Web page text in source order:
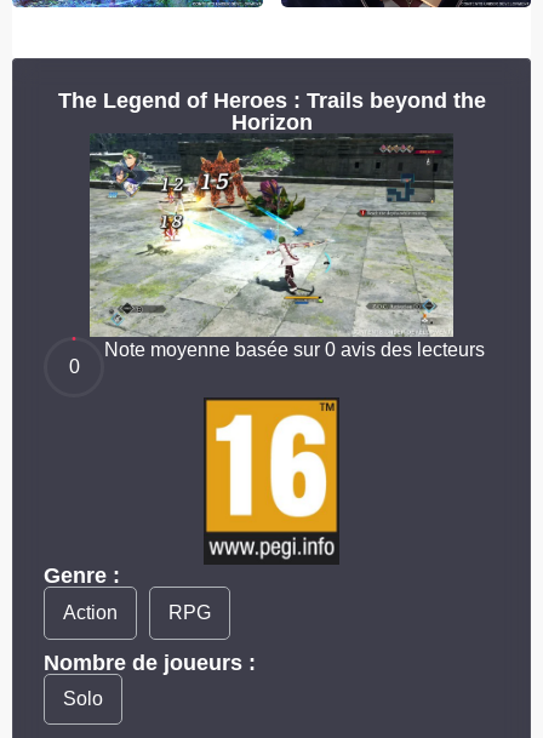
The Legend of Heroes : Trails beyond the
Horizon
0
Note moyenne basée sur 0 avis des lecteurs
Genre :
Action RPG
Nombre de joueurs :
Solo